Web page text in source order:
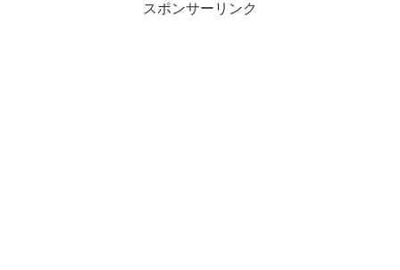
スポンサーリンク